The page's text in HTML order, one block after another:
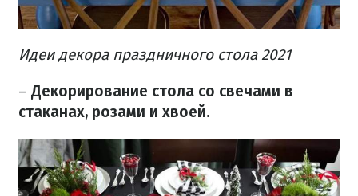
Идеи декора праздничного стола 2021
– Декорирование стола со свечами в
стаканах, розами и хвоей.​